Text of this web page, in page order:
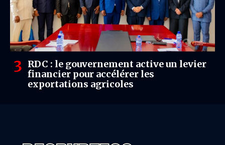
RDC : le gouvernement active un levier
financier pour accélérer les
exportations agricoles